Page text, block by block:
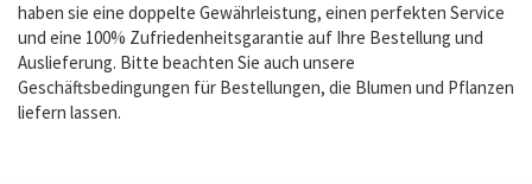
haben sie eine doppelte Gewährleistung, einen perfekten Service
und eine 100% Zufriedenheitsgarantie auf Ihre Bestellung und
Auslieferung. Bitte beachten Sie auch unsere
Geschäftsbedingungen für Bestellungen, die Blumen und Pflanzen
liefern lassen.